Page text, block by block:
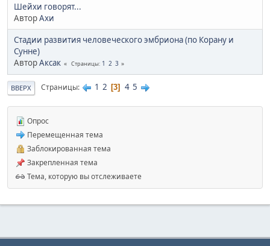
Шейхи говорят...
АвторАхи
Стадии развития человеческого эмбриона (по Корану и
Сунне)
АвторАксак Страницы 1 2 3
ВВЕРХ Страницы 1 2 3 4 5
Опрос
Перемещенная тема
Заблокированная тема
Закрепленная тема
Тема, которую вы отслеживаете